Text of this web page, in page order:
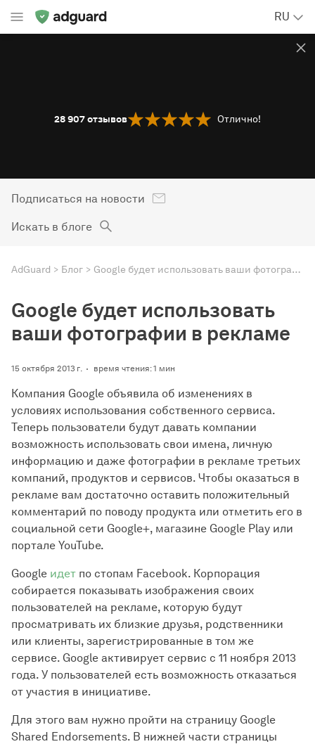
RU
28 907отзывов Отлично!
Подписаться на новости
Искать в блоге
AdGuard Блог Google будет использовать ваши фотографии в рекламе
Google будет использовать
ваши фотографии в рекламе
15 октября 2013 г. время чтения: 1 мин
Компания Google объявила об изменениях в
условиях использования собственного сервиса.
Теперь пользователи будут давать компании
возможность использовать свои имена, личную
информацию и даже фотографии в рекламе третьих
компаний, продуктов и сервисов. Чтобы оказаться в
рекламе вам достаточно оставить положительный
комментарий по поводу продукта или отметить его в
социальной сети Google+, магазине Google Play или
портале YouTube.
Google идет по стопам Facebook. Корпорация
собирается показывать изображения своих
пользователей на рекламе, которую будут
просматривать их близкие друзья, родственники
или клиенты, зарегистрированные в том же
сервисе. Google активирует сервис с 11 ноября 2013
года. У пользователей есть возможность отказаться
от участия в инициативе.
Для этого вам нужно пройти на страницу Google
Shared Endorsements. В нижней части страницы